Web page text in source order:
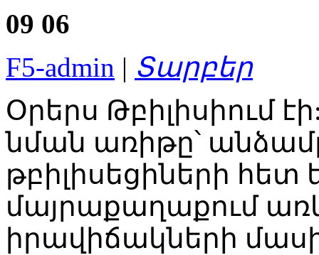
09 06
F5-admin | Տարբեր
Օրերս Թբիլիսիում
նման առիթը՝ անձամբ
թբիլիսեցիների
մայրաքաղաքում
իրավիճակների